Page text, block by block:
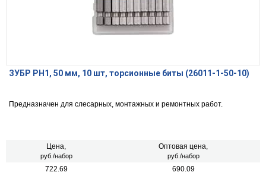
ЗУБР PH1, 50 мм, 10 шт, торсионные биты (26011-1-50-10)
Предназначен для слесарных, монтажных и ремонтных работ.
Цена,
руб./набор
Оптовая цена,
руб./набор
722.69 690.09